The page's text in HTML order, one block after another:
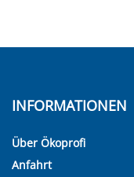
INFORMATIONEN
Über Ökoprofi
Anfahrt